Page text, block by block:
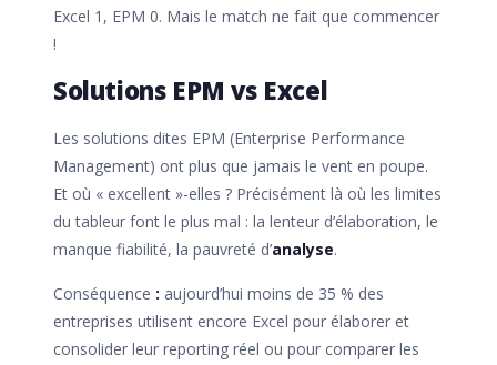
Excel 1, EPM 0. Mais le match ne fait que commencer
!
Solutions EPM vs Excel
Les solutions dites EPM (Enterprise Performance
Management) ont plus que jamais le vent en poupe.
Et où « excellent »-elles ? Précisément là où les limites
du tableur font le plus mal : la lenteur d’élaboration, le
manque fiabilité, la pauvreté d’analyse.
Conséquence : aujourd’hui moins de 35 % des
entreprises utilisent encore Excel pour élaborer et
consolider leur reporting réel ou pour comparer les